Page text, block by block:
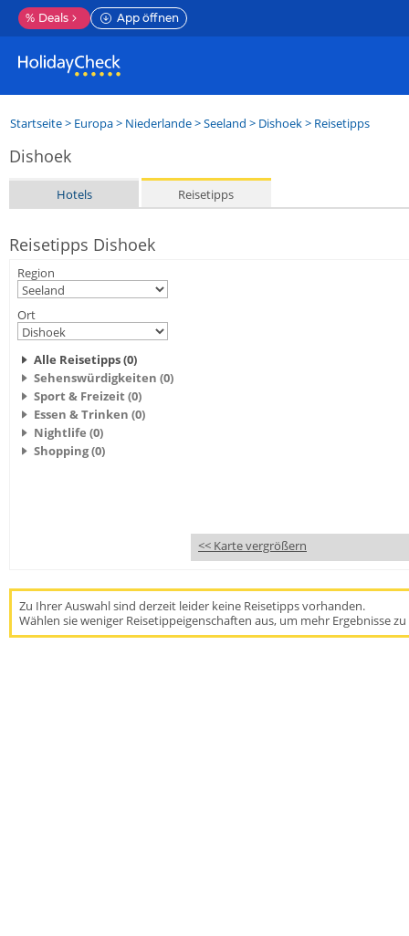
% Deals App öffnen
Startseite> Europa> Niederlande>Seeland > Dishoek> Reisetipps
Dishoek
Hotels Reisetipps
Reisetipps Dishoek
Region
Ort
Alle Reisetipps (0)
Sehenswürdigkeiten (0)
Sport & Freizeit (0)
Essen & Trinken (0)
Nightlife (0)
Shopping (0)
<< Karte vergrößern
Zu Ihrer Auswahl sind derzeit leider keine Reisetipps vorhanden.
Wählen sie weniger Reisetippeigenschaften aus, um mehr Ergebnisse